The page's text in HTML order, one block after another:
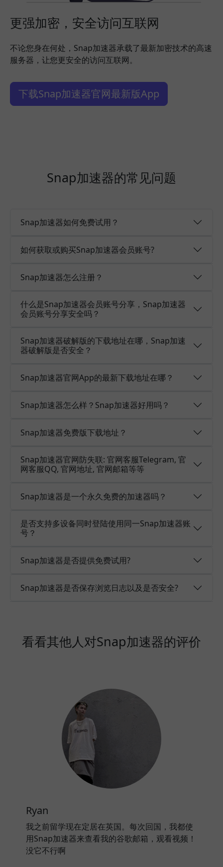
更强加密，安全访问互联网
不论您身在何处，Snap加速器承载了最新加密技术的高速
服务器，让您更安全的访问互联网。
下载Snap加速器官网最新版App
Snap加速器的常见问题
Snap加速器如何免费试用？
如何获取或购买Snap加速器会员账号?
Snap加速器怎么注册？
什么是Snap加速器会员账号分享，Snap加速器
会员账号分享安全吗？
Snap加速器破解版的下载地址在哪，Snap加速
器破解版是否安全？
Snap加速器官网App的最新下载地址在哪？
Snap加速器怎么样？Snap加速器好用吗？
Snap加速器免费版下载地址？
Snap加速器官网防失联: 官网客服Telegram, 官
网客服QQ, 官网地址, 官网邮箱等等
Snap加速器是一个永久免费的加速器吗？
是否支持多设备同时登陆使用同一Snap加速器账
号？
Snap加速器是否提供免费试用?
Snap加速器是否保存浏览日志以及是否安全?
看看其他人对Snap加速器的评价
Ryan
我之前留学现在定居在英国。每次回国，我都使
用Snap加速器来查看我的谷歌邮箱，观看视频！
没它不行啊